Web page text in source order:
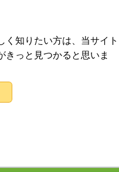
く知りたい方は、当サイト
きっと見つかると思いま